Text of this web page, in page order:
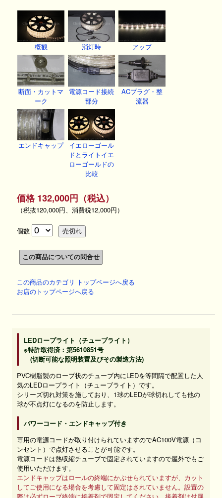
概観 消灯時 アップ
断面・カットマ
ーク
電源コード接続
部分
ACプラグ・整
流器
エンドキャップ
イエローゴール
ドとライトイエ
ローゴールドの
比較
価格 132,000円（税込）
（税抜120,000円、消費税12,000円）
個数
この商品のカテゴリ トップページへ戻る
お店のトップページへ戻る
LEDロープライト（チューブライト）
※特許取得済：第5610851号
(切断可能な照明装置及びその製造方法)
PVC樹脂製のロープ状のチューブ内にLEDを等間隔で配置した人
気のLEDロープライト（チューブライト）です。
シリーズ切れ対策を施しており、1球のLEDが球切れしても他の
球が不点灯になるのを防止します。
パワーコード・エンドキャップ付き
専用の電源コードが取り付けられていますのでAC100V電源（コ
ンセント）で点灯させることが可能です。
電源コードは熱収縮チューブで固定されていますので屋外でもご
使用いただけます。
エンドキャップはロールの終端にかぶせられていますが、カット
してご使用になる場合を考慮して固定はされていません。設置の